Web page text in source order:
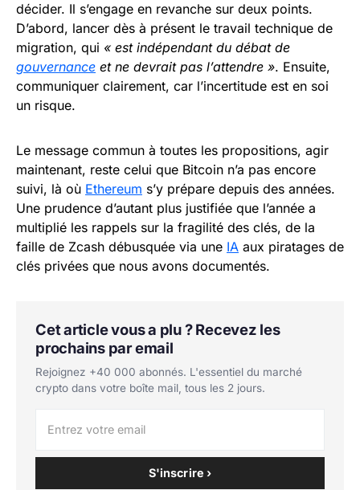
décider. Il s’engage en revanche sur deux points.
D’abord, lancer dès à présent le travail technique de
migration, qui « est indépendant du débat de
gouvernance et ne devrait pas l’attendre ». Ensuite,
communiquer clairement, car l’incertitude est en soi
un risque.
Le message commun à toutes les propositions, agir
maintenant, reste celui que Bitcoin n’a pas encore
suivi, là où Ethereum s’y prépare depuis des années.
Une prudence d’autant plus justifiée que l’année a
multiplié les rappels sur la fragilité des clés, de la
faille de Zcash débusquée via une IA aux piratages de
clés privées que nous avons documentés.
Cet article vous a plu ? Recevez les
prochains par email
Rejoignez +40 000 abonnés. L'essentiel du marché
crypto dans votre boîte mail, tous les 2 jours.
S'inscrire ›